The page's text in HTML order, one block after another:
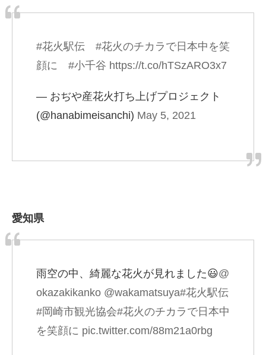
#花火駅伝
#花火のチカラで日本中を笑
顔に
#小千谷 https://t.co/hTSzARO3x7
— おぢや産花火打ち上げプロジェクト
(@hanabimeisanchi) May 5, 2021
愛知県
雨空の中、綺麗な花火が見れました😃@
okazakikanko @wakamatsuya#花火駅伝
#岡崎市観光協会#花火のチカラで日本中
を笑顔に pic.twitter.com/88m21a0rbg